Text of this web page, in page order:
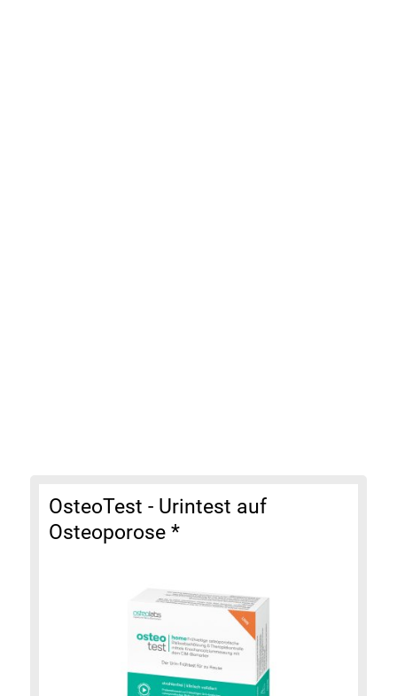
OsteoTest - Urintest auf
Osteoporose *